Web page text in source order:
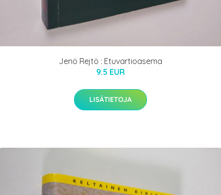
Jenö Rejtö : Etuvartioasema
9.5 EUR
LISÄTIETOJA